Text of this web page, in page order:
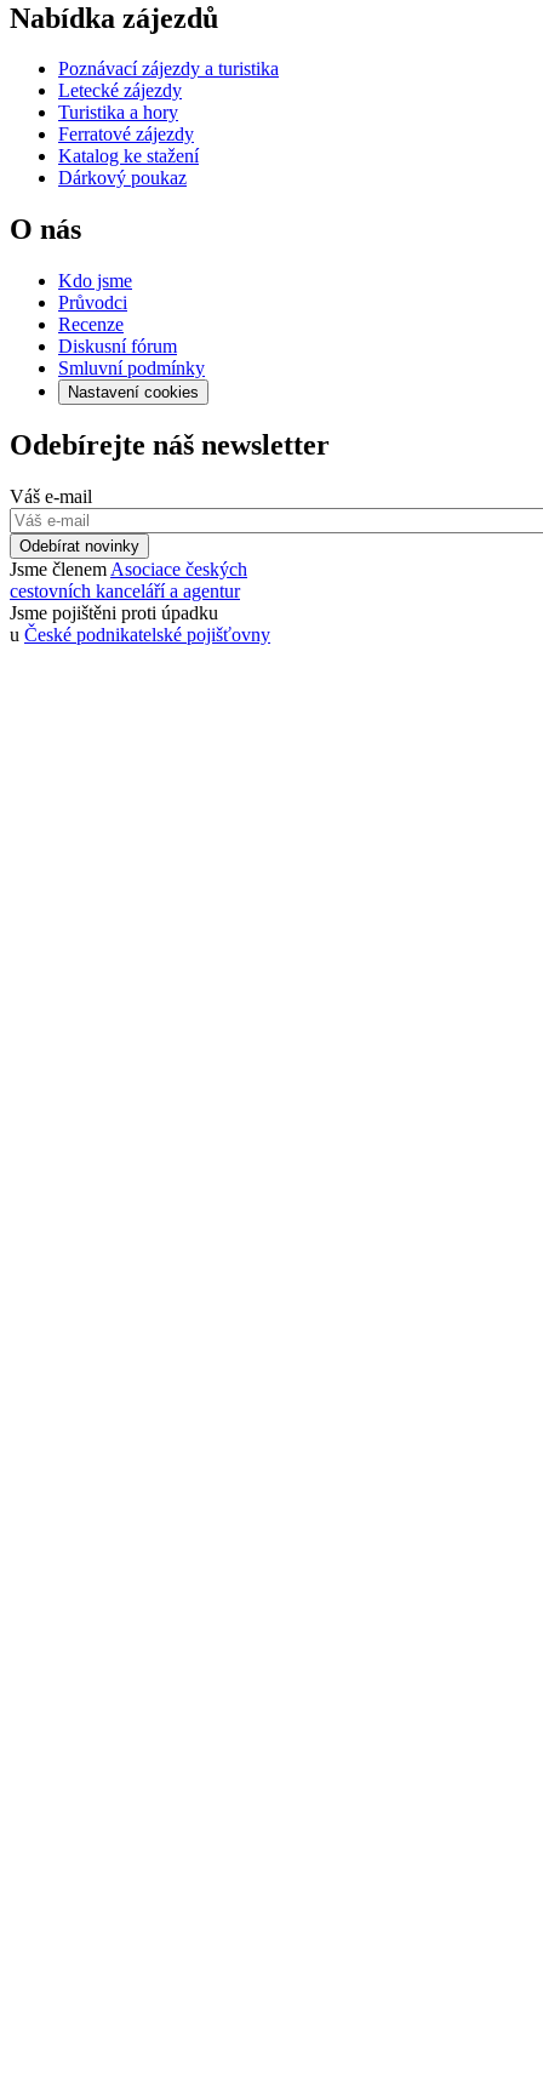
Nabídka zájezdů
Poznávací zájezdy a turistika
Letecké zájezdy
Turistika a hory
Ferratové zájezdy
Katalog ke stažení
Dárkový poukaz
O nás
Kdo jsme
Průvodci
Recenze
Diskusní fórum
Smluvní podmínky
Nastavení cookies
Odebírejte náš newsletter
Váš e-mail
Odebírat novinky
Jsme členem Asociace českých
cestovních kanceláří a agentur
Jsme pojištěni proti úpadku
u České podnikatelské pojišťovny